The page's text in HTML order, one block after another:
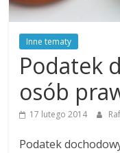
Inne tematy
Podatek
osób
17 lutego 2014
Podatek